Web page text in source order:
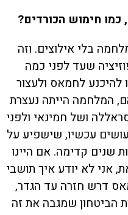
כמו חימוש הכורדים?
בלי אילוצים. וזה
שעד לפני כמה
להיכנע לחמאס ולעצור
המלחמה הייתה נעצרת
ושל חמינאי ולפני
עכשיו, שישפיע על
שנים קדימה. אם היינו
אני לא יודע איך תושבי
דרש חזרה עד הגדר,
הביטחון שמגבה את זה